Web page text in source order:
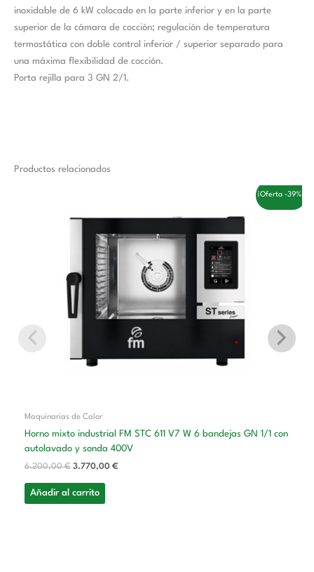
inoxidable de 6 kW colocado en la parte inferior y en la parte
superior de la cámara de cocción; regulación de temperatura
termostática con doble control inferior / superior separado para
una máxima flexibilidad de cocción.
Porta rejilla para 3 GN 2/1.
Productos relacionados
¡Oferta -39%!
Maquinarias de Calor
Horno mixto industrial FM STC 611 V7 W 6 bandejas GN 1/1 con
autolavado y sonda 400V
6.200,00€
6.200,00 €.
3.770,00 €
3.770,00 €.
Añadir al carrito